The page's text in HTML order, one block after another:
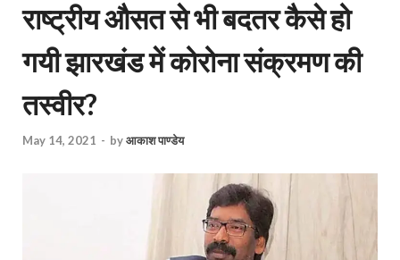
राष्ट्रीय औसत से भी बदतर कैसे हो
गयी झारखंड में कोरोना संक्रमण की
तस्वीर?
May 14, 2021 - byआकाश पाण्डेय